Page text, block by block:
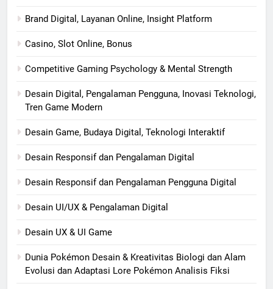
Brand Digital, Layanan Online, Insight Platform
Casino, Slot Online, Bonus
Competitive Gaming Psychology & Mental Strength
Desain Digital, Pengalaman Pengguna, Inovasi Teknologi,
Tren Game Modern
Desain Game, Budaya Digital, Teknologi Interaktif
Desain Responsif dan Pengalaman Digital
Desain Responsif dan Pengalaman Pengguna Digital
Desain UI/UX & Pengalaman Digital
Desain UX & UI Game
Dunia Pokémon Desain & Kreativitas Biologi dan Alam
Evolusi dan Adaptasi Lore Pokémon Analisis Fiksi